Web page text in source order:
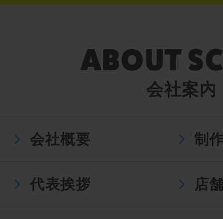
会社案内
会社概要 制
代表挨拶 店